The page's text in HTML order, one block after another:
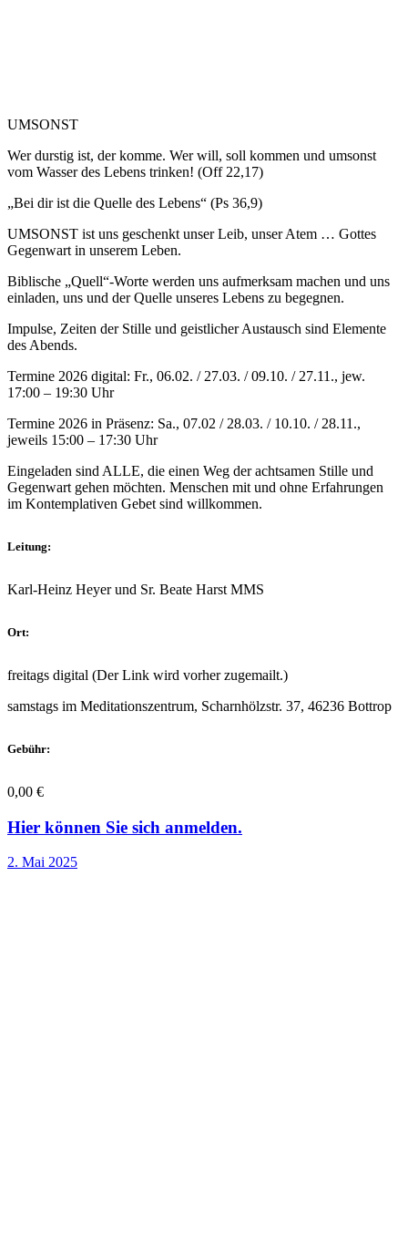
UMSONST
Wer durstig ist, der komme. Wer will, soll kommen und umsonst
vom Wasser des Lebens trinken! (Off 22,17)
„Bei dir ist die Quelle des Lebens“ (Ps 36,9)
UMSONST ist uns geschenkt unser Leib, unser Atem … Gottes
Gegenwart in unserem Leben.
Biblische „Quell“-Worte werden uns aufmerksam machen und uns
einladen, uns und der Quelle unseres Lebens zu begegnen.
Impulse, Zeiten der Stille und geistlicher Austausch sind Elemente
des Abends.
Termine 2026 digital: Fr., ‎06.02. / 27.03. / 09.10. / 27.11.‎, jew.
17:00 – 19:30 Uhr
Termine 2026 in Präsenz: Sa., ‎07.02 / 28.03. / 10.10. / 28.11.‎,
jeweils 15:00 – 17:30 Uhr
Eingeladen sind ALLE, die einen Weg der achtsamen Stille und
Gegenwart gehen möchten. Menschen mit und ohne Erfahrungen
im Kontemplativen Gebet sind willkommen.
Leitung:
Karl-Heinz Heyer und Sr. Beate Harst MMS
Ort:
freitags digital (Der Link wird vorher zugemailt.)
samstags im Meditationszentrum, Scharnhölzstr. 37, 46236 Bottrop
Gebühr:
0,00 €
Hier können Sie sich anmelden.
2. Mai 2025